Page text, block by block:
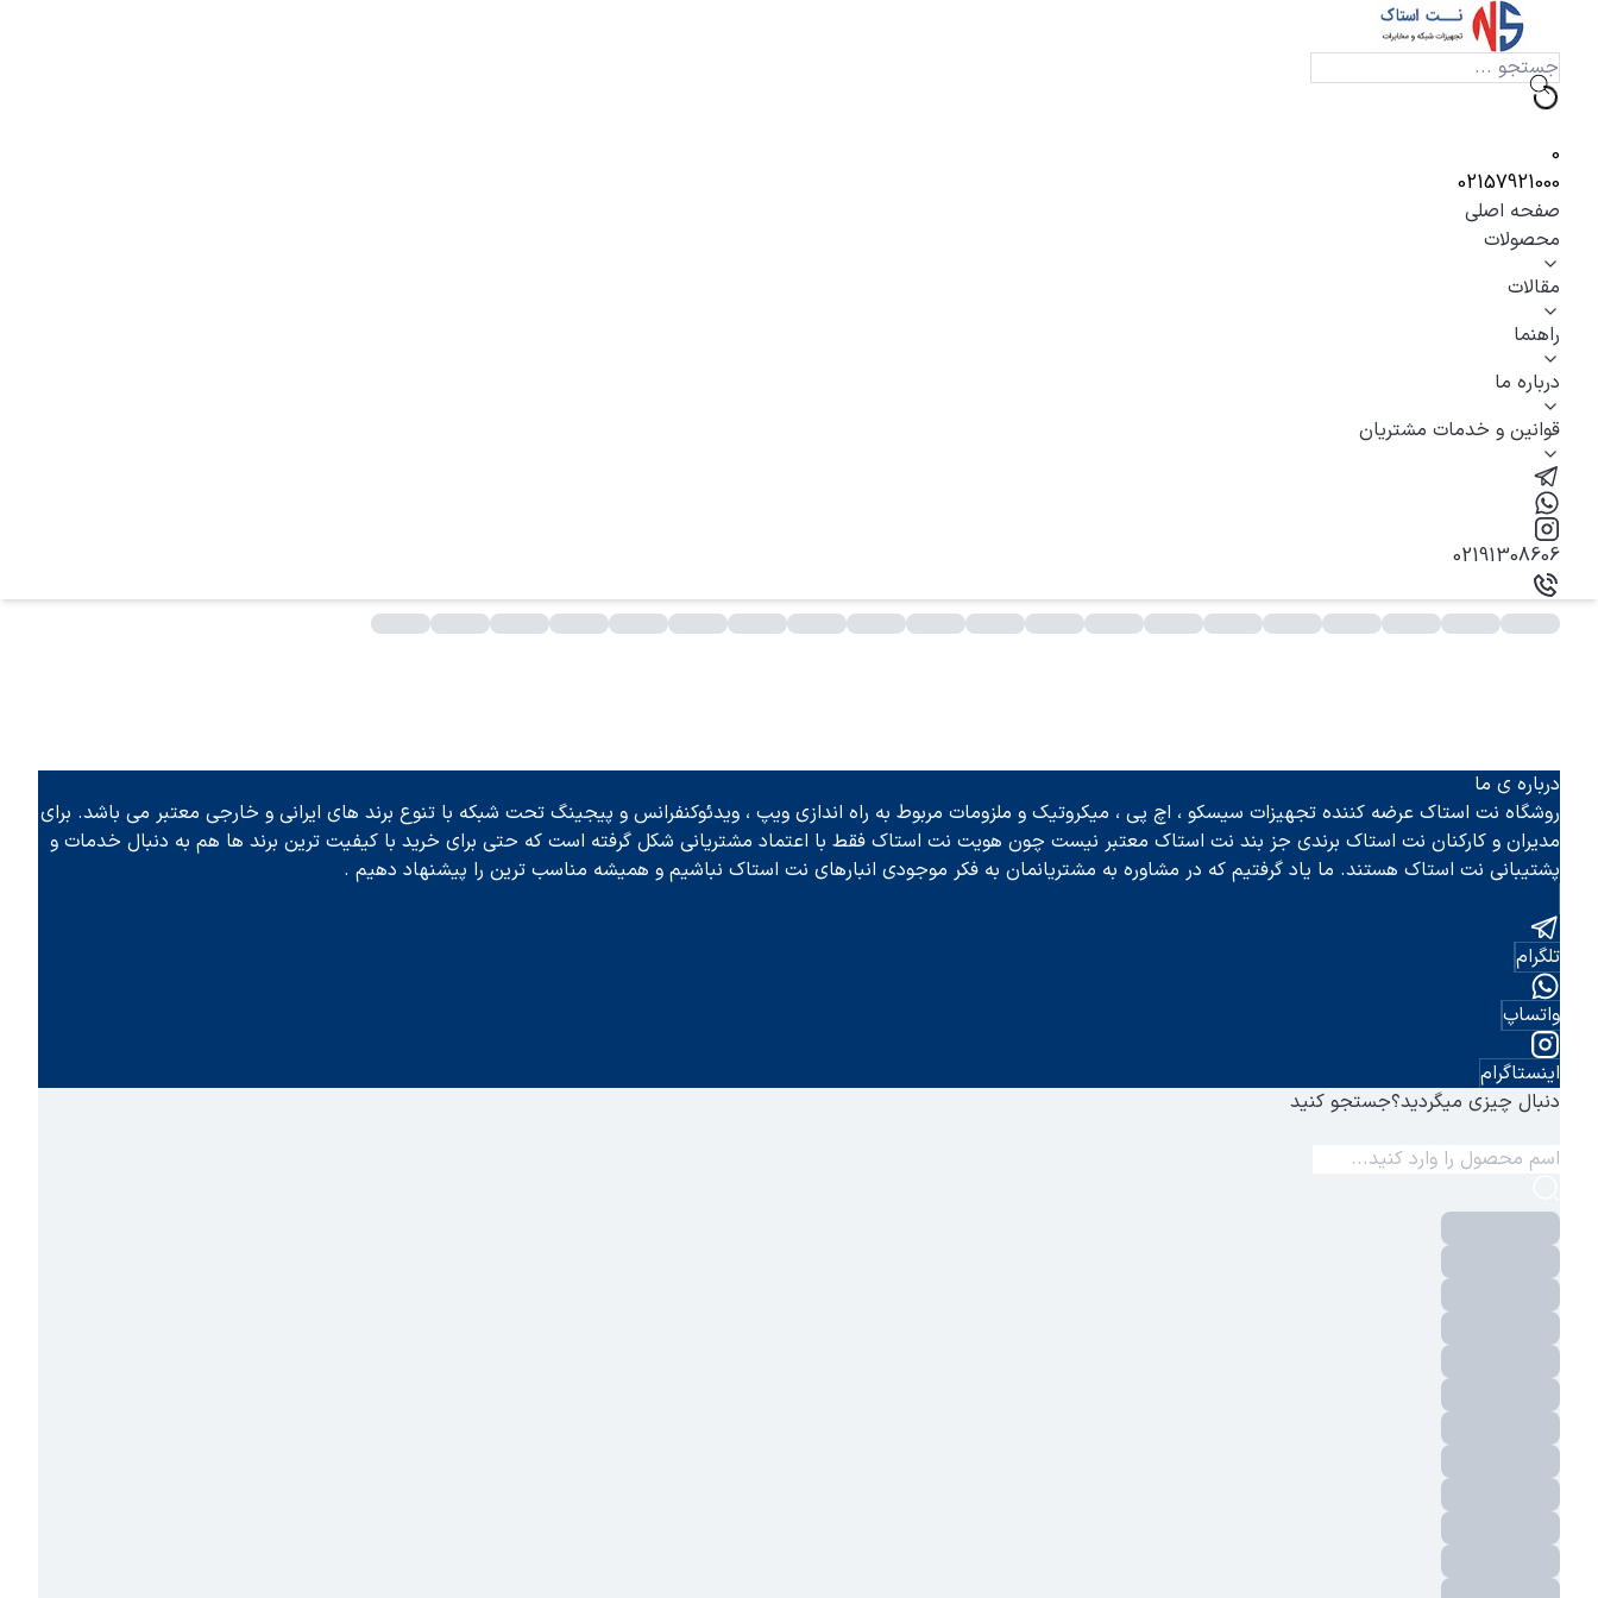
0
02157921000
صفحه اصلی
محصولات
مقالات
راهنما
درباره ما
قوانین و خدمات مشتریان
02191308606
دسته بندی محصولات - فروشگاه نت استاک
درباره ی ما
روشگاه نت استاک عرضه کننده تجهیزات سیسکو ، اچ پی ، میکروتیک و ملزومات مربوط به راه اندازی ویپ ، ویدئوکنفرانس و پیجینگ تحت شبکه با تنوع برند های ایرانی و خارجی معتبر می باشد. برای
مدیران و کارکنان نت استاک برندی جز بند نت استاک معتبر نیست چون هویت نت استاک فقط با اعتماد مشتریانی شکل گرفته است که حتی برای خرید با کیفیت ترین برند ها هم به دنبال خدمات و
پشتیبانی نت استاک هستند. ما یاد گرفتیم که در مشاوره به مشتریانمان به فکر موجودی انبارهای نت استاک نباشیم و همیشه مناسب ترین را پیشنهاد دهیم .
تلگرام
واتساپ
اینستاگرام
دنبال چیزی میگردید؟جستجو کنید